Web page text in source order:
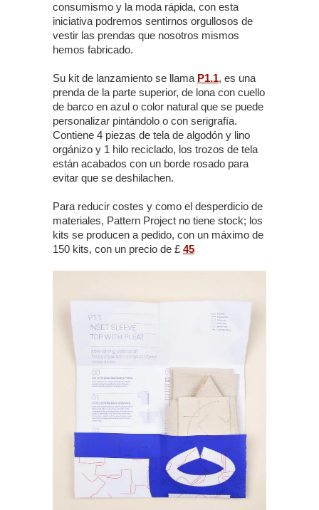
consumismo y la moda rápida, con esta
iniciativa podremos sentirnos orgullosos de
vestir las prendas que nosotros mismos
hemos fabricado.
Su kit de lanzamiento se llama P1.1, es una
prenda de la parte superior, de lona con cuello
de barco en azul o color natural que se puede
personalizar pintándolo o con serigrafía.
Contiene 4 piezas de tela de algodón y lino
orgánizo y 1 hilo reciclado, los trozos de tela
están acabados con un borde rosado para
evitar que se deshilachen.
Para reducir costes y como el desperdicio de
materiales, Pattern Project no tiene stock; los
kits se producen a pedido, con un máximo de
150 kits, con un precio de £ 45